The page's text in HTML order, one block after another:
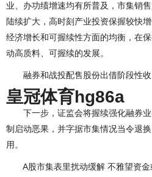
业、办功绩增速均有所普及，市集销
陆续扩大，高时刻产业投资保握较快
经济增长和可握续性方面的均衡，在
动高质料、可握续的发展。
融券和战投配售股份出借阶段性收
皇冠体育hg86a
下一步，证监会将握续强化融券业
制启动恶果，并字据市集情况当令退
用。
A股市集表里扰动缓解 不雅望资金